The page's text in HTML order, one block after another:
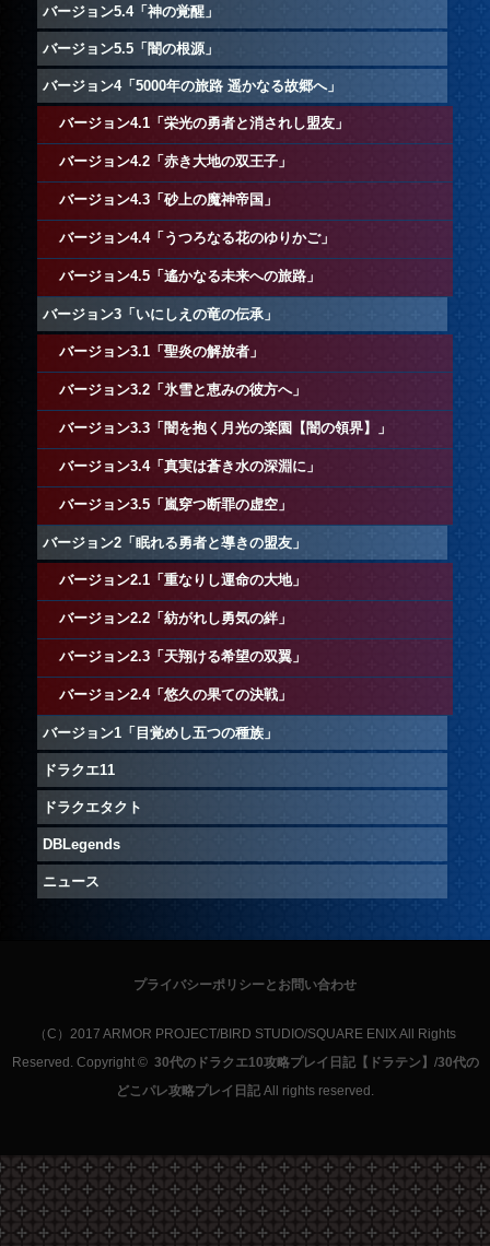
バージョン5.4「神の覚醒」
バージョン5.5「闇の根源」
バージョン4「5000年の旅路 遥かなる故郷へ」
バージョン4.1「栄光の勇者と消されし盟友」
バージョン4.2「赤き大地の双王子」
バージョン4.3「砂上の魔神帝国」
バージョン4.4「うつろなる花のゆりかご」
バージョン4.5「遙かなる未来への旅路」
バージョン3「いにしえの竜の伝承」
バージョン3.1「聖炎の解放者」
バージョン3.2「氷雪と恵みの彼方へ」
バージョン3.3「闇を抱く月光の楽園【闇の領界】」
バージョン3.4「真実は蒼き水の深淵に」
バージョン3.5「嵐穿つ断罪の虚空」
バージョン2「眠れる勇者と導きの盟友」
バージョン2.1「重なりし運命の大地」
バージョン2.2「紡がれし勇気の絆」
バージョン2.3「天翔ける希望の双翼」
バージョン2.4「悠久の果ての決戦」
バージョン1「目覚めし五つの種族」
ドラクエ11
ドラクエタクト
DBLegends
ニュース
プライバシーポリシーとお問い合わせ
（C）2017 ARMOR PROJECT/BIRD STUDIO/SQUARE ENIX All Rights
Reserved. Copyright © 30代のドラクエ10攻略プレイ日記【ドラテン】 /30代の
どこパレ攻略プレイ日記 All rights reserved.